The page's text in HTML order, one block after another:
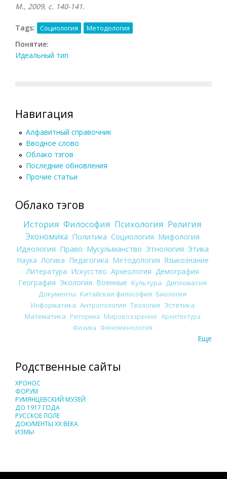
М., 2009, с. 140-141.
Tags: Социология Методология
Понятие:
Идеальный тип
Навигация
Алфавитный справочник
Вводное слово
Облако тэгов
Последние обновления
Прочие статьи
Облако тэгов
История Философия Психология Религия
Экономика Политика Социология Мифология
Идеология Право Мусульманство Этнология Этика
Наука Логика Педагогика Методология Языкознание
Литература Искусство Археология Демография
География Экология Военные Культура
Дипломатия
Документы Китайская философия Биология
Информатика Антропология Теология Эстетика
Математика Риторика Мировоззрение Архитектура
Физика Феноменология
Еще
Родственные сайты
ХРОНОС
ФОРУМ
РУМЯНЦЕВСКИЙ МУЗЕЙ
ДО 1917 ГОДА
РУССКОЕ ПОЛЕ
ДОКУМЕНТЫ XX ВЕКА
ИЗМЫ